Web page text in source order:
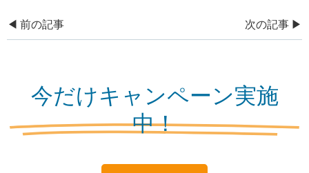
Post
◀︎ 前の記事 次の記事 ▶︎
今だけキャンペーン実施
中！